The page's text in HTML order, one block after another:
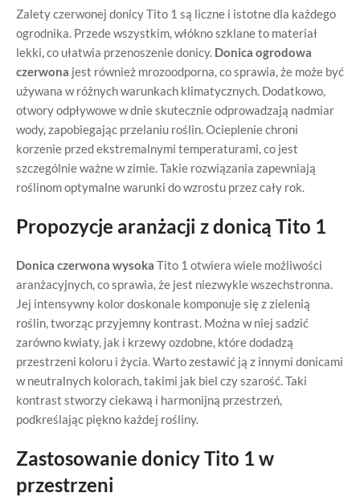
Zalety czerwonej donicy Tito 1 są liczne i istotne dla każdego
ogrodnika. Przede wszystkim, włókno szklane to materiał
lekki, co ułatwia przenoszenie donicy. Donica ogrodowa
czerwona jest również mrozoodporna, co sprawia, że może być
używana w różnych warunkach klimatycznych. Dodatkowo,
otwory odpływowe w dnie skutecznie odprowadzają nadmiar
wody, zapobiegając przelaniu roślin. Ocieplenie chroni
korzenie przed ekstremalnymi temperaturami, co jest
szczególnie ważne w zimie. Takie rozwiązania zapewniają
roślinom optymalne warunki do wzrostu przez cały rok.
Propozycje aranżacji z donicą Tito 1
Donica czerwona wysoka Tito 1 otwiera wiele możliwości
aranżacyjnych, co sprawia, że jest niezwykle wszechstronna.
Jej intensywny kolor doskonale komponuje się z zielenią
roślin, tworząc przyjemny kontrast. Można w niej sadzić
zarówno kwiaty, jak i krzewy ozdobne, które dodadzą
przestrzeni koloru i życia. Warto zestawić ją z innymi donicami
w neutralnych kolorach, takimi jak biel czy szarość. Taki
kontrast stworzy ciekawą i harmonijną przestrzeń,
podkreślając piękno każdej rośliny.
Zastosowanie donicy Tito 1 w
przestrzeni